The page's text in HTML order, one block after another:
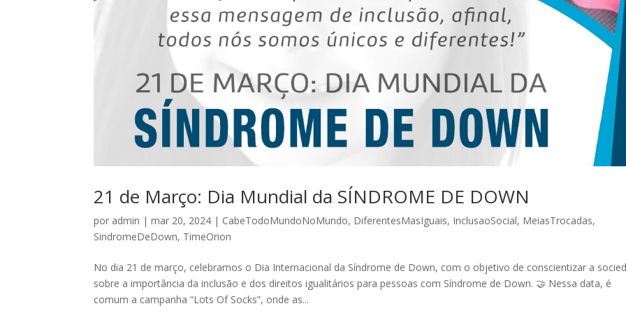
21 de Março: Dia Mundial da SÍNDROME DE DOWN
por admin |mar 20, 2024 | CabeTodoMundoNoMundo, DiferentesMasIguais, InclusaoSocial, MeiasTrocadas,
SindromeDeDown, TimeOrion
No dia 21 de março, celebramos o Dia Internacional da Síndrome de Down, com o objetivo de conscientizar a
sobre a importância da inclusão e dos direitos igualitários para pessoas com Síndrome de Down. 🤝 Nessa data, é
comum a campanha “Lots Of Socks”, onde as...